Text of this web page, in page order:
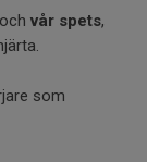
vår spets,
som